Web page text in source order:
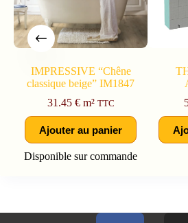
IMPRESSIVE “Chêne
classique beige” IM1847
31.45 €m² TTC
Ajouter au panier
Disponible sur commande